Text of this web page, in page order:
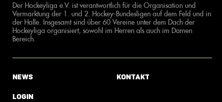
Der Hockeyliga e.V. ist verantwortlich für die Organisation und
Vermarktung der 1. und 2. Hockey-Bundesligen auf dem Feld und in
der Halle. Insgesamt sind über 60 Vereine unter dem Dach der
Hockeyliga organisiert, sowohl im Herren als auch im Damen
Bereich.
News
Login
Kontakt